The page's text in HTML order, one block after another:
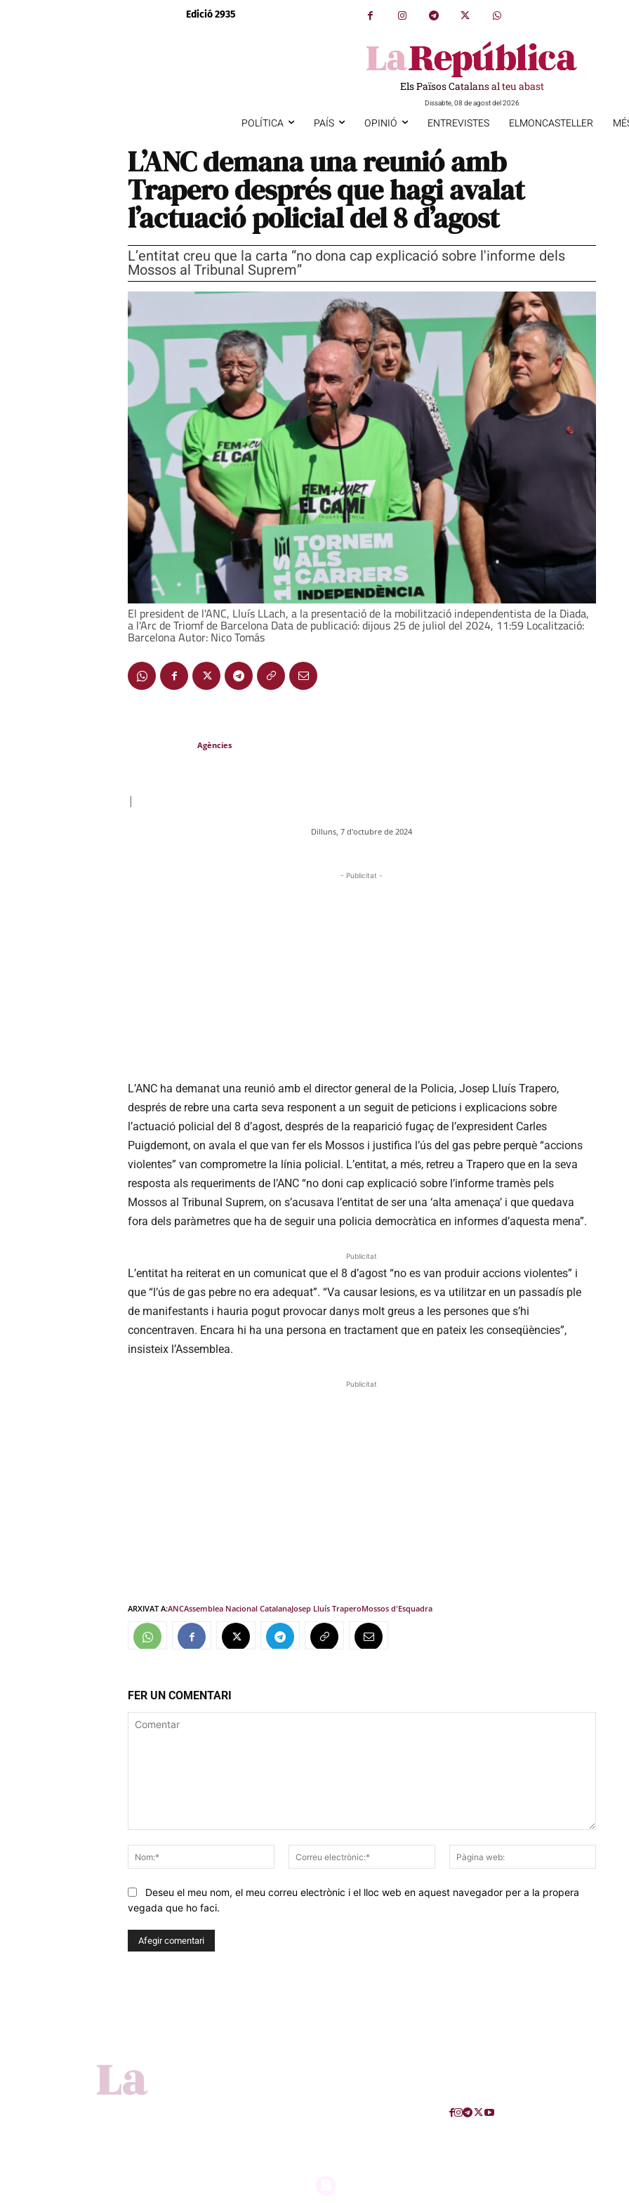
Edició 2935
Els Països Catalans al teu abast
Dissabte, 08 de agost del 2026
POLÍTICA PAÍS OPINIÓ ENTREVISTES ELMONCASTELLER
L’ANC demana una reunió amb
Trapero després que hagi avalat
l’actuació policial del 8 d’agost
L’entitat creu que la carta “no dona cap explicació sobre l'informe dels
Mossos al Tribunal Suprem”
El president de l'ANC, Lluís LLach, a la presentació de la mobilització independentista de la Diada,
a l'Arc de Triomf de Barcelona Data de publicació: dijous 25 de juliol del 2024, 11:59 Localització:
Barcelona Autor: Nico Tomás
Agències
|
Dilluns, 7 d'octubre de 2024
- Publicitat -
L’ANC ha demanat una reunió amb el director general de la Policia, Josep Lluís Trapero,
després de rebre una carta seva responent a un seguit de peticions i explicacions sobre
l’actuació policial del 8 d’agost, després de la reaparició fugaç de l’expresident Carles
Puigdemont, on avala el que van fer els Mossos i justifica l’ús del gas pebre perquè “accions
violentes” van comprometre la línia policial. L’entitat, a més, retreu a Trapero que en la seva
resposta als requeriments de l’ANC “no doni cap explicació sobre l’informe tramès pels
Mossos al Tribunal Suprem, on s’acusava l’entitat de ser una ‘alta amenaça’ i que quedava
fora dels paràmetres que ha de seguir una policia democràtica en informes d’aquesta mena”.
Publicitat
L’entitat ha reiterat en un comunicat que el 8 d’agost “no es van produir accions violentes” i
que “l’ús de gas pebre no era adequat”. “Va causar lesions, es va utilitzar en un passadís ple
de manifestants i hauria pogut provocar danys molt greus a les persones que s’hi
concentraven. Encara hi ha una persona en tractament que en pateix les conseqüències”,
insisteix l’Assemblea.
Publicitat
ARXIVAT A:ANCAssemblea Nacional CatalanaJosep Lluís TraperoMossos d'Esquadra
FER UN COMENTARI
Nom:*
Correu
electrònic:*
web:
Deseu el meu nom, el meu correu electrònic i el lloc web en aquest navegador per a la propera
vegada que ho faci.